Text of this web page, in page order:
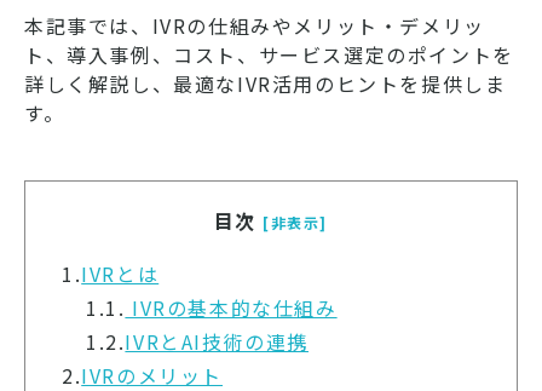
本記事では、IVRの仕組みやメリット・デメリッ
ト、導入事例、コスト、サービス選定のポイントを
詳しく解説し、最適なIVR活用のヒントを提供しま
す。
目次 [非表示]
1.IVRとは
1.1. IVRの基本的な仕組み
1.2.IVRとAI技術の連携
2.IVRのメリット